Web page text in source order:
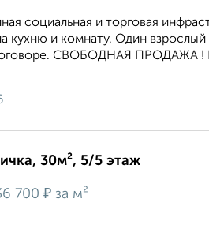
социальная и торговая
кухню и комнату. Один взрослый
СВОБОДНАЯ ПРОДАЖА !
30м², 5/5 этаж
700 ₽ за м²